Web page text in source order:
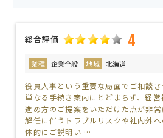
総合評価 4
業種 企業全般 地域 北海道
役員人事という重要な局面でご相談さ
単なる手続き案内にとどまらず、経
進め方のご提案をいただけた点が非常
解任に伴うトラブルリスクや社内外
体的にご説明い …